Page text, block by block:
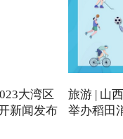
大湾区
新闻发布
旅游 | 山
举办稻田